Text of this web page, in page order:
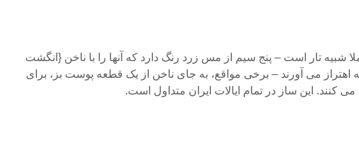
شبیه تار است – پنج سیم از مس زرد رنگ دارد که آنها را با ناخن {انگشت
می آورند – برخی مواقع، به جای ناخن از یک قطعه پوست بز، برای
کنند. این ساز در تمام ایالات ایران متداول است.